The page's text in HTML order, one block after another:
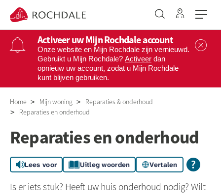
Naar hoofdinhoud
Naar hoofdnavigatiemenu
Naar zoeken
Naar de homepage Ga naar
Activeer uw Mijn Rochdale account
Onze website en Mijn Rochdale zijn vernieuwd.
Gebruikt u Mijn Rochdale? Activeer dan
opnieuw uw account, zodat u Mijn Rochdale
kunt blijven gebruiken.
Home Mijn woning
Reparaties & onderhoud
Reparaties en onderhoud
Reparaties en onderhoud
Lees voor Uitleg woorden Vertalen
Is er iets stuk? Heeft uw huis onderhoud nodig? Wilt